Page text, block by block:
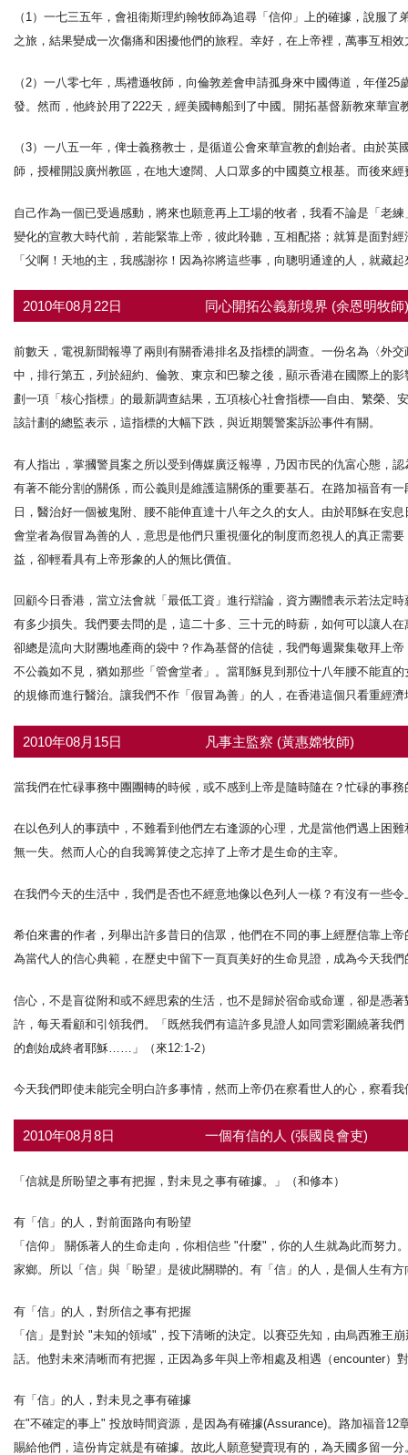
（1）一七三五年，會祖衛斯理約翰牧師為追尋「信仰」上的確據，說服
之旅，結果變成一次傷痛和困擾他們的旅程。幸好，在上帝裡，萬事互相
（2）一八零七年，馬禮遜牧師，向倫敦差會申請孤身來中國傳道，年僅
發。然而，他終於用了222天，經美國轉船到了中國。開拓基督新教來華宣
（3）一八五一年，俾士義務教士，是循道公會來華宣教的創始者。由於
師，授權開設廣州教區，在地大遼闊、人口眾多的中國奠立根基。而後來
自己作為一個已受過感動，將來也願意再上工場的牧者，我看不論是「老
變化的宣教大時代前，若能緊靠上帝，彼此聆聽，互相配搭；就算是面對
「父啊！天地的主，我感謝祢！因為祢將這些事，向聰明通達的人，就藏
2010年08月22日 同心開拓公義新境界 (余恩明牧
前數天，電視新聞報導了兩則有關香港排名及指標的調查。一份名為〈外
中，排行第五，列於紐約、倫敦、東京和巴黎之後，顯示香港在國際上的
劃一項「核心指標」的最新調查結果，五項核心社會指標──自由、繁榮
該計劃的總監表示，這指標的大幅下跌，與近期襲警案訴訟事件有關。
有人指出，掌摑警員案之所以受到傳媒廣泛報導，乃因市民的仇富心態，
有著不能分割的關係，而公義則是維護這關係的重要基石。在路加福音有
日，醫治好一個被鬼附、腰不能伸直達十八年之久的女人。由於耶穌在安
會堂者為假冒為善的人，意思是他們只重視僵化的制度而忽視人的真正需
益，卻輕看具有上帝形象的人的無比價值。
回顧今日香港，當立法會就「最低工資」進行辯論，資方團體表示若法定
有多少損失。我們要去問的是，這二十多、三十元的時薪，如何可以讓人
卻總是流向大財團地產商的袋中？作為基督的信徒，我們每週聚集敬拜上
不公義如不見，猶如那些「管會堂者」。當耶穌見到那位十八年腰不能直
的規條而進行醫治。讓我們不作「假冒為善」的人，在香港這個只看重經
2010年08月15日 凡事主監察 (黃惠嫦牧師)
當我們在忙碌事務中團團轉的時候，或不感到上帝是隨時隨在？忙碌的事
在以色列人的事蹟中，不難看到他們左右逢源的心理，尤是當他們遇上困
無一失。然而人心的自我籌算使之忘掉了上帝才是生命的主宰。
在我們今天的生活中，我們是否也不經意地像以色列人一樣？有沒有一些
希伯來書的作者，列舉出許多昔日的信眾，他們在不同的事上經歷信靠上
為當代人的信心典範，在歷史中留下一頁頁美好的生命見證，成為今天我
信心，不是盲從附和或不經思索的生活，也不是歸於宿命或命運，卻是憑
許，每天看顧和引領我們。「既然我們有這許多見證人如同雲彩圍繞著我
的創始成終者耶穌……」（來12:1-2）
今天我們即使未能完全明白許多事情，然而上帝仍在察看世人的心，察看
2010年08月8日 一個有信的人 (張國良會吏)
「信就是所盼望之事有把握，對未見之事有確據。」（和修本）
有「信」的人，對前面路向有盼望
「信仰」 關係著人的生命走向，你相信些 "什麼"，你的人生就為此而努
家鄉。所以「信」與「盼望」是彼此關聯的。有「信」的人，是個人生有
有「信」的人，對所信之事有把握
「信」是對於 "未知的領域"，投下清晰的決定。以賽亞先知，由烏西雅王
話。他對未來清晰而有把握，正因為多年與上帝相處及相遇（encounter）
有「信」的人，對未見之事有確據
在"不確定的事上" 投放時間資源，是因為有確據(Assurance)。路加福音
賜給他們，這份肯定就是有確據。故此人願意變賣現有的，為天國多留一